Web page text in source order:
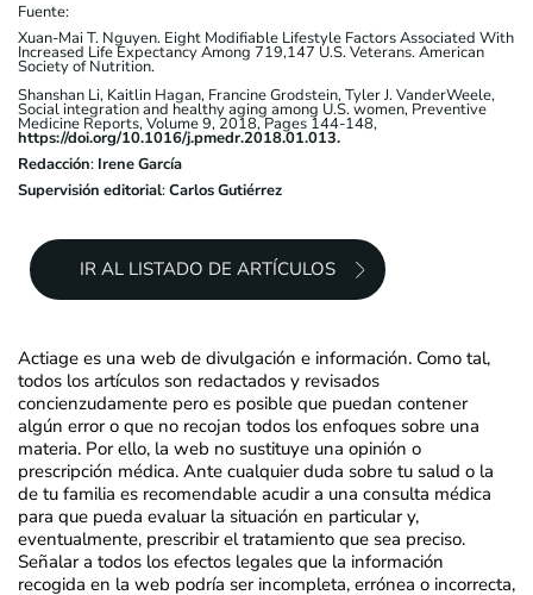
Fuente:
Xuan-Mai T. Nguyen. Eight Modifiable Lifestyle Factors Associated With
Increased Life Expectancy Among 719,147 U.S. Veterans. American
Society of Nutrition.
Shanshan Li, Kaitlin Hagan, Francine Grodstein, Tyler J. VanderWeele,
Social integration and healthy aging among U.S. women, Preventive
Medicine Reports, Volume 9, 2018, Pages 144-148,
https://doi.org/10.1016/j.pmedr.2018.01.013.
Redacción: Irene García
Supervisión editorial:Carlos Gutiérrez
IR AL LISTADO DE ARTÍCULOS
Actiage es una web de divulgación e información. Como tal,
todos los artículos son redactados y revisados
concienzudamente pero es posible que puedan contener
algún error o que no recojan todos los enfoques sobre una
materia. Por ello, la web no sustituye una opinión o
prescripción médica. Ante cualquier duda sobre tu salud o la
de tu familia es recomendable acudir a una consulta médica
para que pueda evaluar la situación en particular y,
eventualmente, prescribir el tratamiento que sea preciso.
Señalar a todos los efectos legales que la información
recogida en la web podría ser incompleta, errónea o incorrecta,